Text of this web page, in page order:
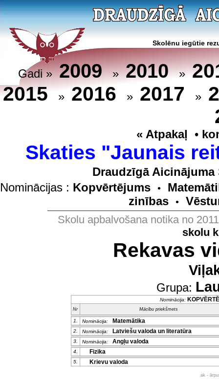
Skolēnu iegūtie
Gadi »2009»2010»
2015 » 2016 » 2017 »
« Atpakaļ •
Skaties "Jaunais
Draudzīgā
Nominācijas : Kopvērtējums •
zinības
•
Skolu apbalvošana notika no
skolu
Rekavas
Grupa:
Nominācija:
Nr Mācību priekšmets
1. Nominācija: Matemātika
2. Nominācija: Latviešu valoda un literatūra
3. Nominācija: Angļu valoda
4. Fizika
5. Krievu valoda
ak -